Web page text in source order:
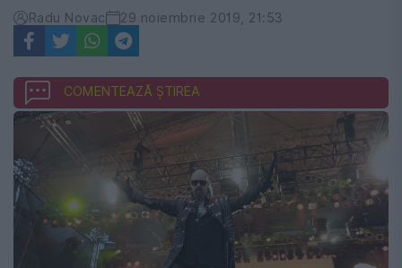
Radu Novac 29 noiembrie 2019, 21:53
COMENTEAZĂ ȘTIREA